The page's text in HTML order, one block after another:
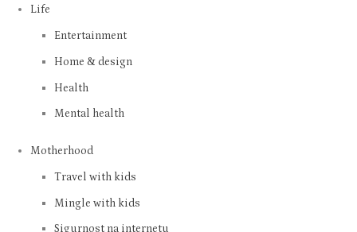
Life
Entertainment
Home & design
Health
Mental health
Motherhood
Travel with kids
Mingle with kids
Sigurnost na internetu